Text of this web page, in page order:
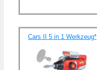
Cars II 5 in 1 Werkzeug*